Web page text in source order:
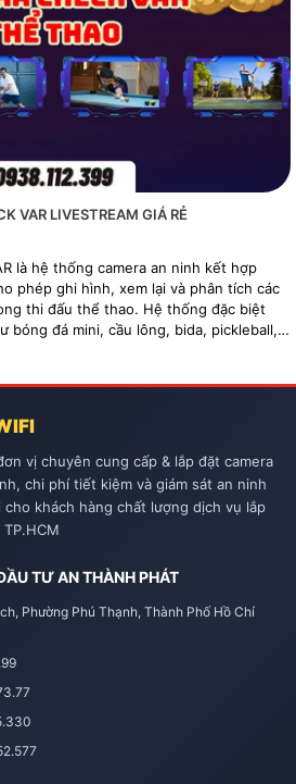
VAR LIVESTREAM GIÁ RẺ
là hệ thống camera an ninh kết hợp
phép ghi hình, xem lại và phân tích các
thi đấu thể thao. Hệ thống đặc biệt
bóng đá mini, cầu lông, bida, pickleball,
vị chuyên cung cấp & lắp đặt camera
chi phí tiết kiệm và giám sát an ninh
cho khách hàng chất lượng dịch vụ lắp
TƯ AN THÀNH PHÁT
Phường Phú Thạnh, Thành Phố Hồ Chí